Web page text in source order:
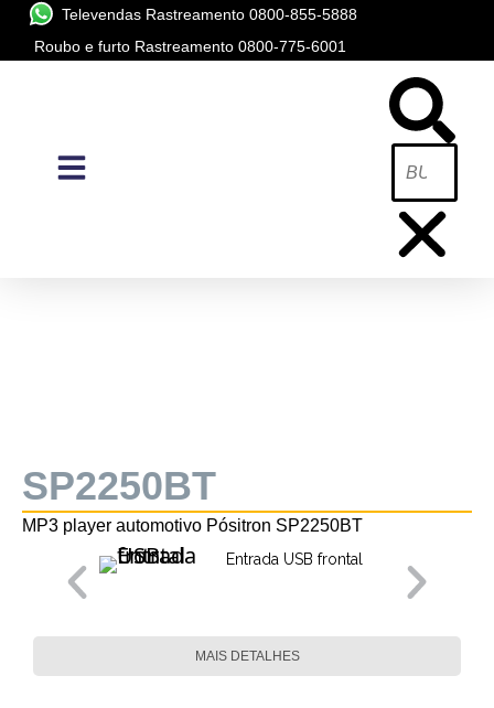
Televendas Rastreamento 0800-855-5888
Roubo e furto Rastreamento 0800-775-6001
SENSOR DE ESTACIONAMENTO.
SP2250BT
MP3 player automotivo Pósitron SP2250BT
Entrada USB frontal
MAIS DETALHES